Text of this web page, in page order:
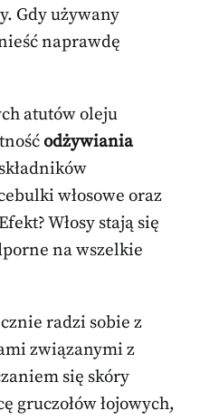
Gdy używany
naprawdę
atutów oleju
odżywiania
włosowe oraz
Włosy stają się
na wszelkie
radzi sobie z
związanymi z
się skóry
gruczołów łojowych,